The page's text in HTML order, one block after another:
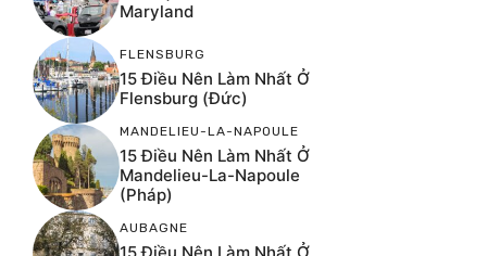
Maryland
FLENSBURG
15 Điều Nên Làm Nhất Ở
Flensburg (Đức)
MANDELIEU-LA-NAPOULE
15 Điều Nên Làm Nhất Ở
Mandelieu-La-Napoule
(Pháp)
AUBAGNE
15 Điều Nên Làm Nhất Ở